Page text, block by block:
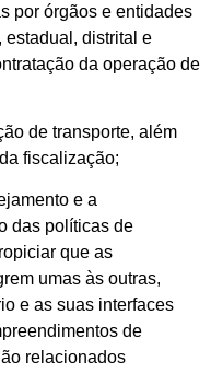
por órgãos e entidades
estadual, distrital e
da operação de
de transporte, além
fiscalização;
e a
das políticas de
que as
umas às outras,
e as suas interfaces
de
relacionados